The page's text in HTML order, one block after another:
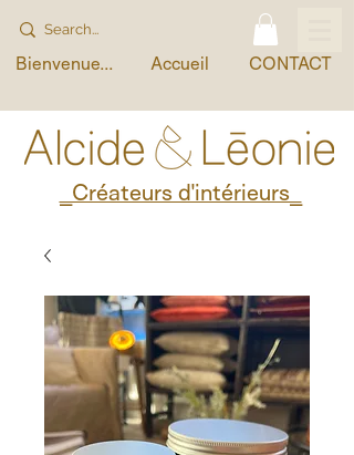
Bienvenue... Accueil CONTACT
_Créateurs d'intérieurs_